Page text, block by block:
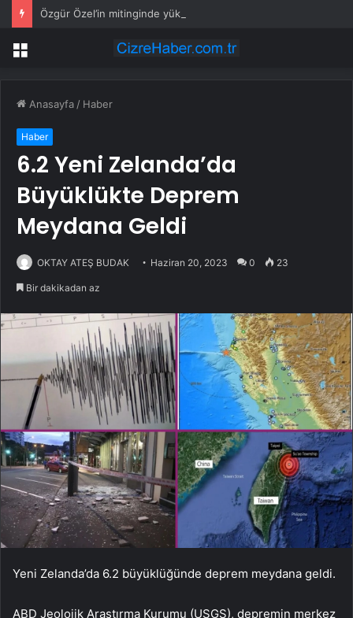
Menü
Anasayfa / Haber
Haber
6.2 Yeni Zelanda’da
Büyüklükte Deprem
Meydana Geldi
OKTAY ATEŞ BUDAK Haziran 20, 2023 0 23
Bir dakikadan az
Yeni Zelanda’da 6.2 büyüklüğünde deprem meydana geldi.
ABD Jeolojik Araştırma Kurumu (USGS), depremin merkez